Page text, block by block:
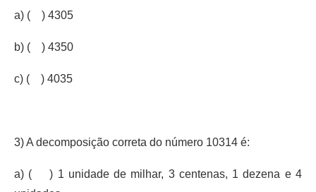
a) ( ) 4305
b) ( ) 4350
c) ( ) 4035
3) A decomposição correta do número 10314 é:
a) ( ) 1 unidade de milhar, 3 centenas, 1 dezena e 4